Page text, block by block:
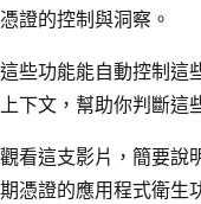
憑證的控制與洞察。
這些功能能自動控制這
上下文，幫助你判斷這
觀看這支影片，簡要說
期憑證的應用程式衛生